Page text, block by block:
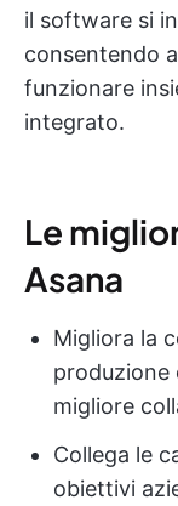
il software si
consentendo
funzionare
integrato.
Le
Asana
Migliora la
produzione
migliore
Collega le
obiettivi